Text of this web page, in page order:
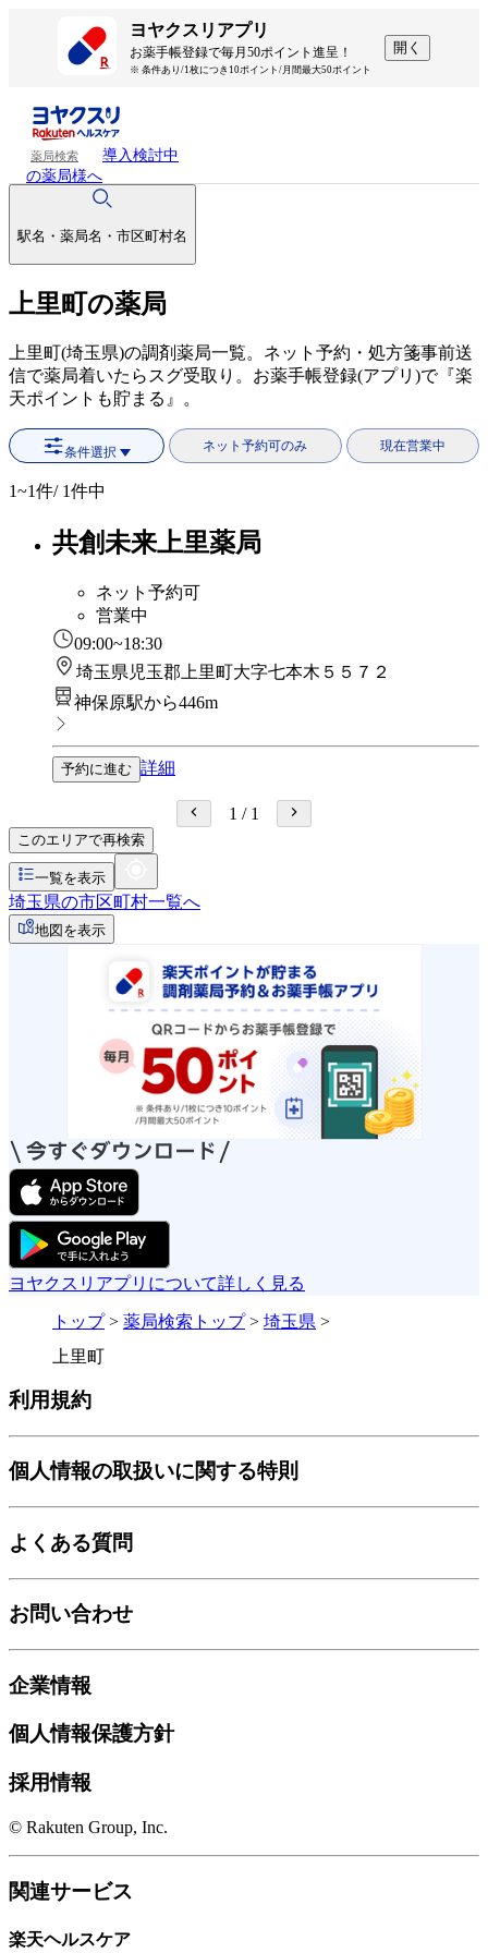
ヨヤクスリアプリ
お薬手帳登録で毎月50ポイント進呈！
※ 条件あり/1枚につき10ポイント/月間最大50ポイント
開く
薬局検索
導入検討中
の薬局様へ
駅名・薬局名・市区町村名
上里町の薬局
上里町(埼玉県)の調剤薬局一覧。ネット予約・処方箋事前送
信で薬局着いたらスグ受取り。お薬手帳登録(アプリ)で『楽
天ポイントも貯まる』。
条件選択 ネット予約可のみ 現在営業中
1~1件/ 1件中
共創未来上里薬局
ネット予約可
営業中
09:00~18:30
埼玉県児玉郡上里町大字七本木５５７２
神保原駅から446m
予約に進む 詳細
1 / 1
このエリアで再検索
一覧を表示
埼玉県の市区町村一覧へ
地図を表示
ヨヤクスリアプリについて詳しく見る
トップ> 薬局検索トップ> 埼玉県 >
上里町
利用規約
個人情報の取扱いに関する特則
よくある質問
お問い合わせ
企業情報
個人情報保護方針
採用情報
© Rakuten Group, Inc.
関連サービス
楽天ヘルスケア